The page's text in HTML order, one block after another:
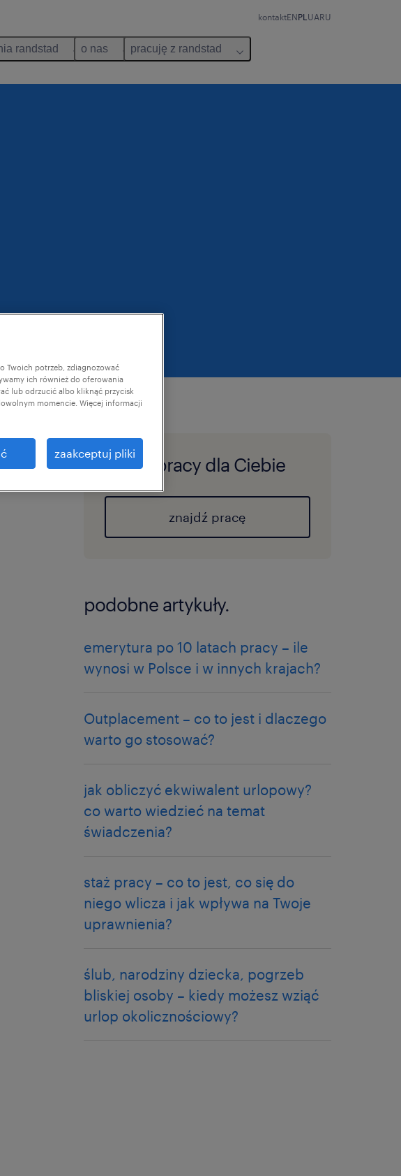
kontaktENPL UARU
randstad o nas pracuję z randstad
oferty pracy dla Ciebie
znajdź pracę
podobne artykuły.
emerytura po 10 latach pracy – ile
wynosi w Polsce i w innych krajach?
Outplacement – co to jest i dlaczego
warto go stosować?
jak obliczyć ekwiwalent urlopowy?
co warto wiedzieć na temat
świadczenia?
staż pracy – co to jest, co się do
niego wlicza i jak wpływa na Twoje
uprawnienia?
ślub, narodziny dziecka, pogrzeb
bliskiej osoby – kiedy możesz wziąć
urlop okolicznościowy?
Twoich potrzeb, zdiagnozować
ich również do oferowania
lub odrzucić albo kliknąć przycisk
momencie. Więcej informacji
zaakceptuj pliki